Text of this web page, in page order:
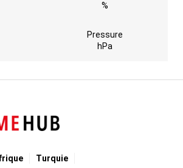
%
Pressure
hPa
Turquie